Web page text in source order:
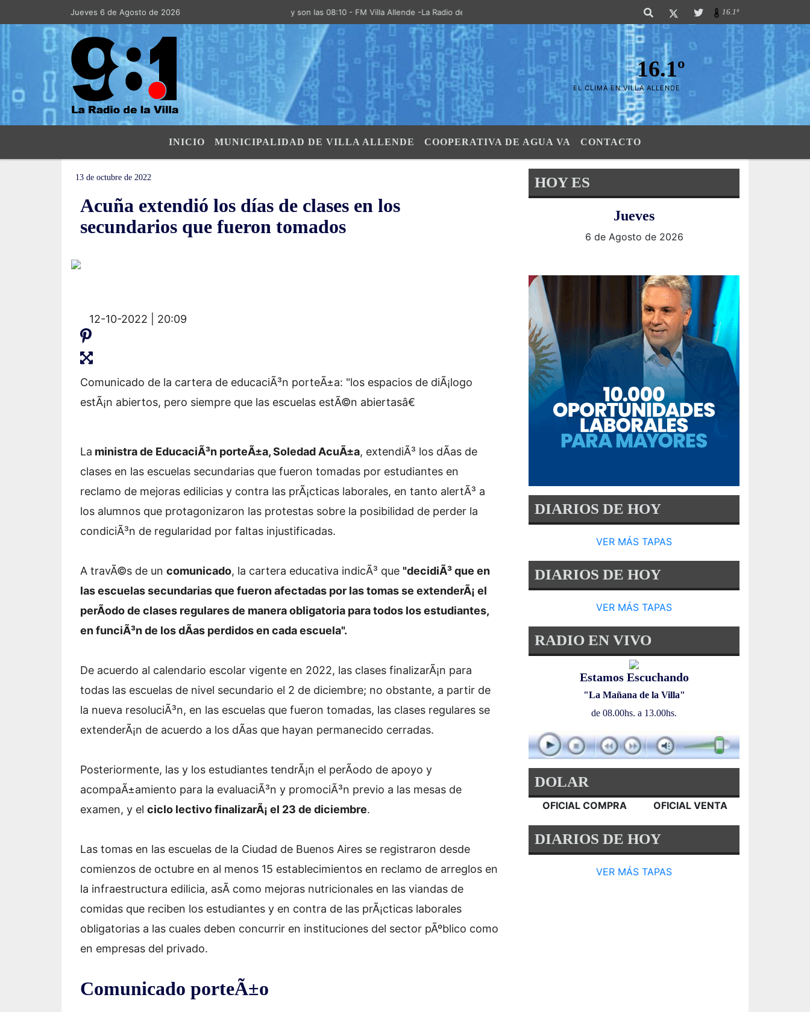
Jueves 6 de Agosto de 2026Hoy es Jueves 6 de Agosto de 2026 y son las 08:10 - FM Villa Allende -La Radio de la Villa- "El Aire de las Sierras". SI SU AVISO ESTA AQUÃ,..FELICITACIONES PUES..! "El
16.1º
16.1º
EL CLIMA EN VILLA ALLENDE
INICIO MUNICIPALIDAD DE VILLA ALLENDE COOPERATIVA DE AGUA VA CONTACTO
13 de octubre de 2022
Acuña extendió los días de clases en los
secundarios que fueron tomados
12-10-2022 | 20:09
Comunicado de la cartera de educaciÃ³n porteÃ±a: "los espacios de diÃ¡logo
estÃ¡n abiertos, pero siempre que las escuelas estÃ©n abiertasâ€
La ministra de EducaciÃ³n porteÃ±a, Soledad AcuÃ±a, extendiÃ³ los dÃ­as de
clases en las escuelas secundarias que fueron tomadas por estudiantes en
reclamo de mejoras edilicias y contra las prÃ¡cticas laborales, en tanto alertÃ³ a
los alumnos que protagonizaron las protestas sobre la posibilidad de perder la
condiciÃ³n de regularidad por faltas injustificadas.
A travÃ©s de un comunicado, la cartera educativa indicÃ³ que "decidiÃ³ que en
las escuelas secundarias que fueron afectadas por las tomas se extenderÃ¡ el
perÃ­odo de clases regulares de manera obligatoria para todos los estudiantes,
en funciÃ³n de los dÃ­as perdidos en cada escuela".
De acuerdo al calendario escolar vigente en 2022, las clases finalizarÃ¡n para
todas las escuelas de nivel secundario el 2 de diciembre; no obstante, a partir de
la nueva resoluciÃ³n, en las escuelas que fueron tomadas, las clases regulares se
extenderÃ¡n de acuerdo a los dÃ­as que hayan permanecido cerradas.
Posteriormente, las y los estudiantes tendrÃ¡n el perÃ­odo de apoyo y
acompaÃ±amiento para la evaluaciÃ³n y promociÃ³n previo a las mesas de
examen, y el ciclo lectivo finalizarÃ¡ el 23 de diciembre.
Las tomas en las escuelas de la Ciudad de Buenos Aires se registraron desde
comienzos de octubre en al menos 15 establecimientos en reclamo de arreglos en
la infraestructura edilicia, asÃ­ como mejoras nutricionales en las viandas de
comidas que reciben los estudiantes y en contra de las prÃ¡cticas laborales
obligatorias a las cuales deben concurrir en instituciones del sector pÃºblico como
en empresas del privado.
Comunicado porteÃ±o
HOY ES
Jueves
6 de Agosto de 2026
DIARIOS DE HOY
VER MÁS TAPAS
DIARIOS DE HOY
VER MÁS TAPAS
RADIO EN VIVO
Estamos Escuchando
"La Mañana de la Villa"
de 08.00hs. a 13.00hs.
DOLAR
OFICIAL COMPRA OFICIAL VENTA
DIARIOS DE HOY
VER MÁS TAPAS